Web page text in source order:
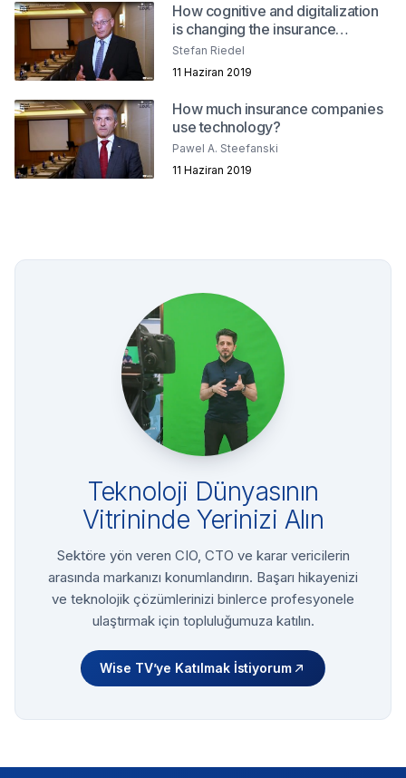
How cognitive and digitalization
is changing the insurance
industry?
Stefan Riedel
11 Haziran 2019
How much insurance companies
use technology?
Pawel A. Steefanski
11 Haziran 2019
Teknoloji Dünyasının
Vitrininde Yerinizi Alın
Sektöre yön veren CIO, CTO ve karar vericilerin
arasında markanızı konumlandırın. Başarı hikayenizi
ve teknolojik çözümlerinizi binlerce profesyonele
ulaştırmak için topluluğumuza katılın.
Wise TV’ye Katılmak İstiyorum